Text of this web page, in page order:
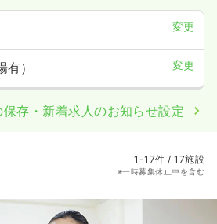
変更
） 変更
保存・新着求人のお知らせ設定
1-17件 / 17施設
※一時募集休止中を含む